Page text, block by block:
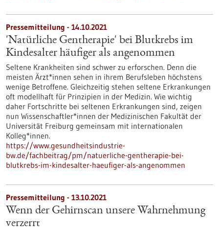
Pressemitteilung - 14.10.2021
'Natürliche Gentherapie' bei Blutkrebs im
Kindesalter häufiger als angenommen
Seltene Krankheiten sind schwer zu erforschen. Denn die
meisten Ärzt*innen sehen in ihrem Berufsleben höchstens
wenige Betroffene. Gleichzeitig stehen seltene Erkrankungen
oft modellhaft für Prinzipien in der Medizin. Wie wichtig
daher Fortschritte bei seltenen Erkrankungen sind, zeigen
nun Wissenschaftler*innen der Medizinischen Fakultät der
Universität Freiburg gemeinsam mit internationalen
Kolleg*innen.
https://www.gesundheitsindustrie-
bw.de/fachbeitrag/pm/natuerliche-gentherapie-bei-
blutkrebs-im-kindesalter-haeufiger-als-angenommen
Pressemitteilung - 13.10.2021
Wenn der Gehirnscan unsere Wahrnehmung
verzerrt